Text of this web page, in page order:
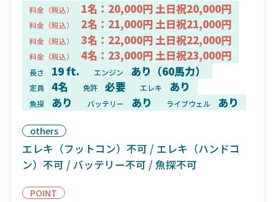
料金（税込） 1名：20,000円 土日祝20,000円
料金（税込） 2名：21,000円 土日祝21,000円
料金（税込） 3名：22,000円 土日祝22,000円
料金（税込） 4名：23,000円 土日祝23,000円
長さ 19 ft. エンジン あり（60馬力）
定員 4名 免許 必要 エレキ あり
魚探 あり バッテリー あり ライブウェル あり
others
エレキ（フットコン）不可 / エレキ（ハンドコ
ン）不可 / バッテリー不可 / 魚探不可
POINT